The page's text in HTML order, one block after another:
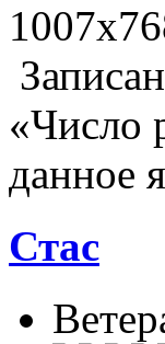
Записан
«Число
данное
Стас